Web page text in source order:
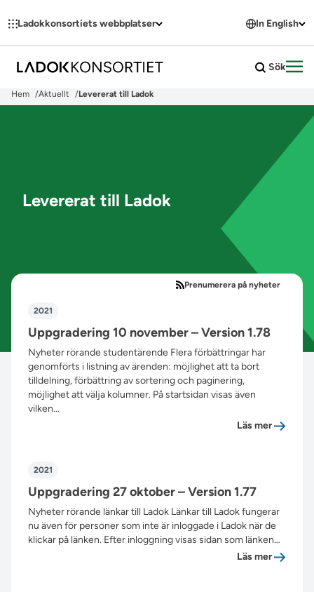
Ladokkonsortiets webbplatser In English
Sök
Hem Aktuellt Levererat till Ladok
Levererat till Ladok
Prenumerera på nyheter
2021
Uppgradering 10 november – Version 1.78
Nyheter rörande studentärende Flera förbättringar har
genomförts i listning av ärenden: möjlighet att ta bort
tilldelning, förbättring av sortering och paginering,
möjlighet att välja kolumner. På startsidan visas även
vilken…
Läs mer
2021
Uppgradering 27 oktober – Version 1.77
Nyheter rörande länkar till Ladok Länkar till Ladok fungerar
nu även för personer som inte är inloggade i Ladok när de
klickar på länken. Efter inloggning visas sidan som länken…
Läs mer